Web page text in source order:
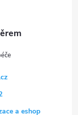
a eshop